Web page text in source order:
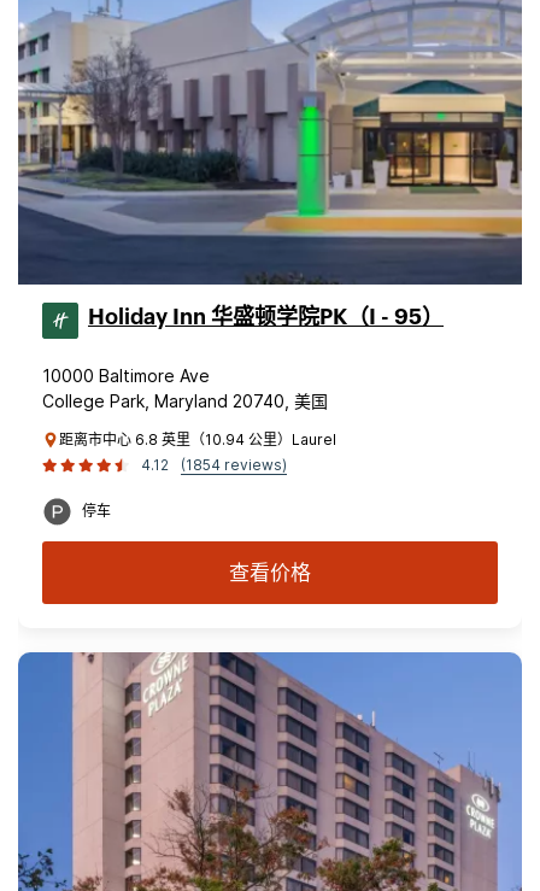
Holiday Inn 华盛顿学院PK（I - 95）
10000 Baltimore Ave
College Park, Maryland 20740, 美国
距离市中心 6.8 英里（10.94 公里）Laurel
4.12
(1854 reviews)
停车
查看价格